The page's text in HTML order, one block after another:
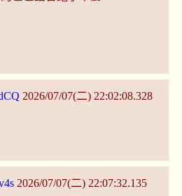
2026/07/07(二) 22:02:08.328
2026/07/07(二) 22:07:32.135